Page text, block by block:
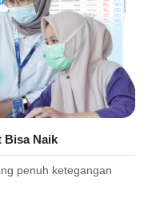
Bisa Naik
penuh ketegangan